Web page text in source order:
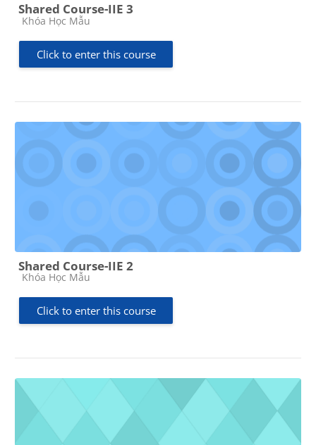
Shared Course-IIE 3
Course category
Khóa Học Mẫu
Click to enter this course
Shared Course-IIE 2
Course category
Khóa Học Mẫu
Click to enter this course